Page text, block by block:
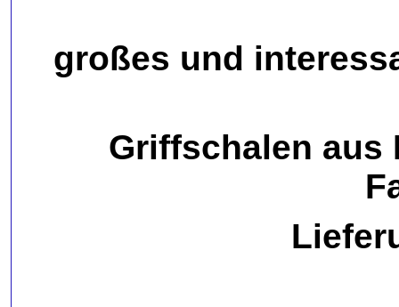
großes und
Griffschalen